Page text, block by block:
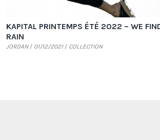
KAPITAL PRINTEMPS ÉTÉ 2022 – WE
RAIN
JORDAN 01/12/2021 COLLECTION